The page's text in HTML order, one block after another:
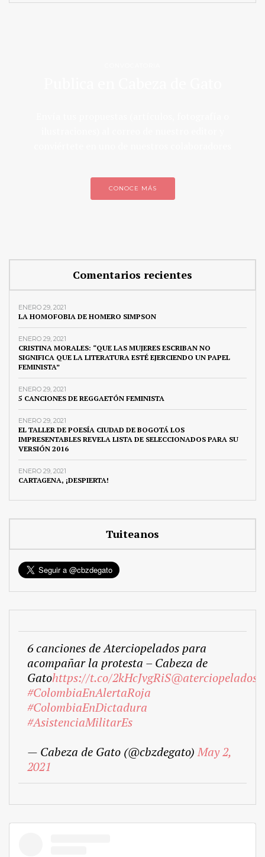
CONOCE MÁS
Comentarios recientes
ENERO 29, 2021
LA HOMOFOBIA DE HOMERO SIMPSON
ENERO 29, 2021
CRISTINA MORALES: “QUE LAS MUJERES ESCRIBAN NO
SIGNIFICA QUE LA LITERATURA ESTÉ EJERCIENDO UN PAPEL
FEMINISTA”
ENERO 29, 2021
5 CANCIONES DE REGGAETÓN FEMINISTA
ENERO 29, 2021
EL TALLER DE POESÍA CIUDAD DE BOGOTÁ LOS
IMPRESENTABLES REVELA LISTA DE SELECCIONADOS PARA SU
VERSIÓN 2016
ENERO 29, 2021
CARTAGENA, ¡DESPIERTA!
Tuiteanos
6 canciones de Aterciopelados para
acompañar la protesta – Cabeza de
Gatohttps://t.co/2kHcJvgRiS@aterciopelados
#ColombiaEnAlertaRoja
#ColombiaEnDictadura
#AsistenciaMilitarEs
— Cabeza de Gato (@cbzdegato)May 2,
2021